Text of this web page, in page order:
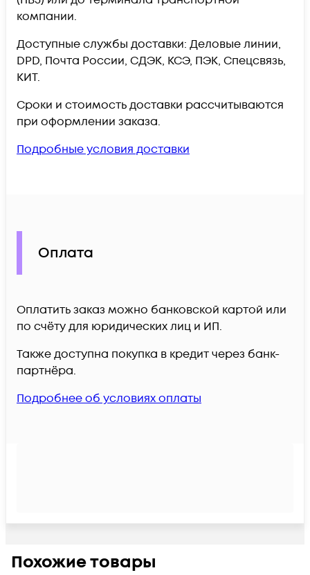
компании.
Доступные службы доставки: Деловые линии,
DPD, Почта России, СДЭК, КСЭ, ПЭК, Спецсвязь,
КИТ.
Сроки и стоимость доставки рассчитываются
при оформлении заказа.
Подробные условия доставки
Оплата
Оплатить заказ можно банковской картой или
по счёту для юридических лиц и ИП.
Также доступна покупка в кредит через банк-
партнёра.
Подробнее об условиях оплаты
Похожие товары